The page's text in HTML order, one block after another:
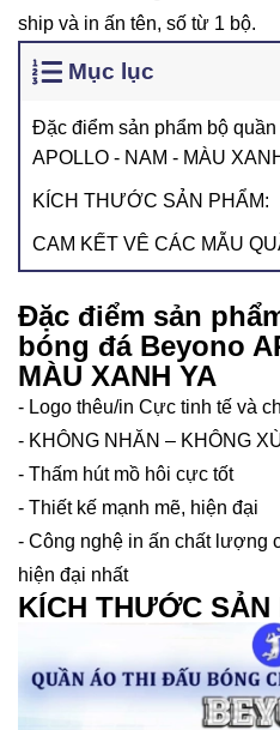
ship và in ấn tên, số từ 1 bộ.
Mục lục
Đặc điểm sản phẩm bộ
APOLLO - NAM - MÀU
KÍCH THƯỚC SẢN PHẨM:
CAM KẾT VÊ CÁC MẪU
Đặc điểm sản
bóng đá Beyono
MÀU XANH YA
- Logo thêu/in Cực tinh tế và
- KHÔNG NHĂN – KHÔNG
- Thấm hút mồ hôi cực tốt
- Thiết kế mạnh mẽ, hiện đại
- Công nghệ in ấn chất lượng
hiện đại nhất
KÍCH THƯỚC SẢN